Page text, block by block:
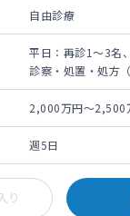
自由診療
平日：再診1～3
診察・処置・処方
手術：平日1～3
2,000万円～2,500
週5日
り